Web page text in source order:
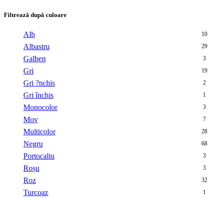
Filtrează după culoare
Alb 10
Albastru 29
Galben 3
Gri 19
Gri ?nchis 2
Gri închis 1
Monocolor 3
Mov 7
Multicolor 28
Negru 68
Portocaliu 3
Roșu 3
Roz 32
Turcoaz 1